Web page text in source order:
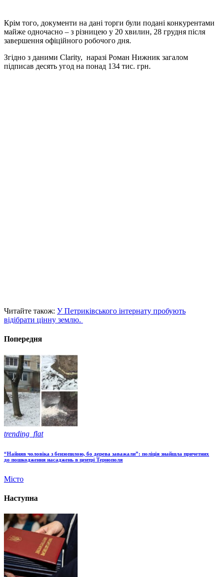
Крім того, документи на дані торги були подані конкурентами
майже одночасно – з різницею у 20 хвилин, 28 грудня після
завершення офіційного робочого дня.
Згідно з даними Clarity, наразі Роман Нижник загалом
підписав десять угод на понад 134 тис. грн.
Читайте також: У Петриківського інтернату пробують
відібрати цінну землю.
Попередня
trending_flat
“Найняв чоловіка з бензопилою, бо дерева заважали”: поліція знайшла причетних
до пошкодження насаджень в центрі Тернополя
Місто
Наступна